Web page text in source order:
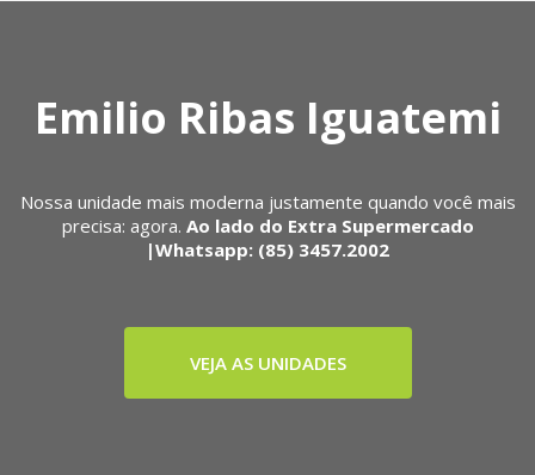
Emilio Ribas Iguatemi
Nossa unidade mais moderna justamente quando você mais
precisa: agora. Ao lado do Extra Supermercado
|Whatsapp: (85) 3457.2002
VEJA AS UNIDADES